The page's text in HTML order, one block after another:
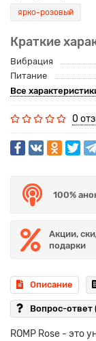
ярко-розовый
Краткие
Вибрация
Питание
Все
0
100%
Акции,
подарки
Описание
Вопрос-ответ
ROMP Rose - это